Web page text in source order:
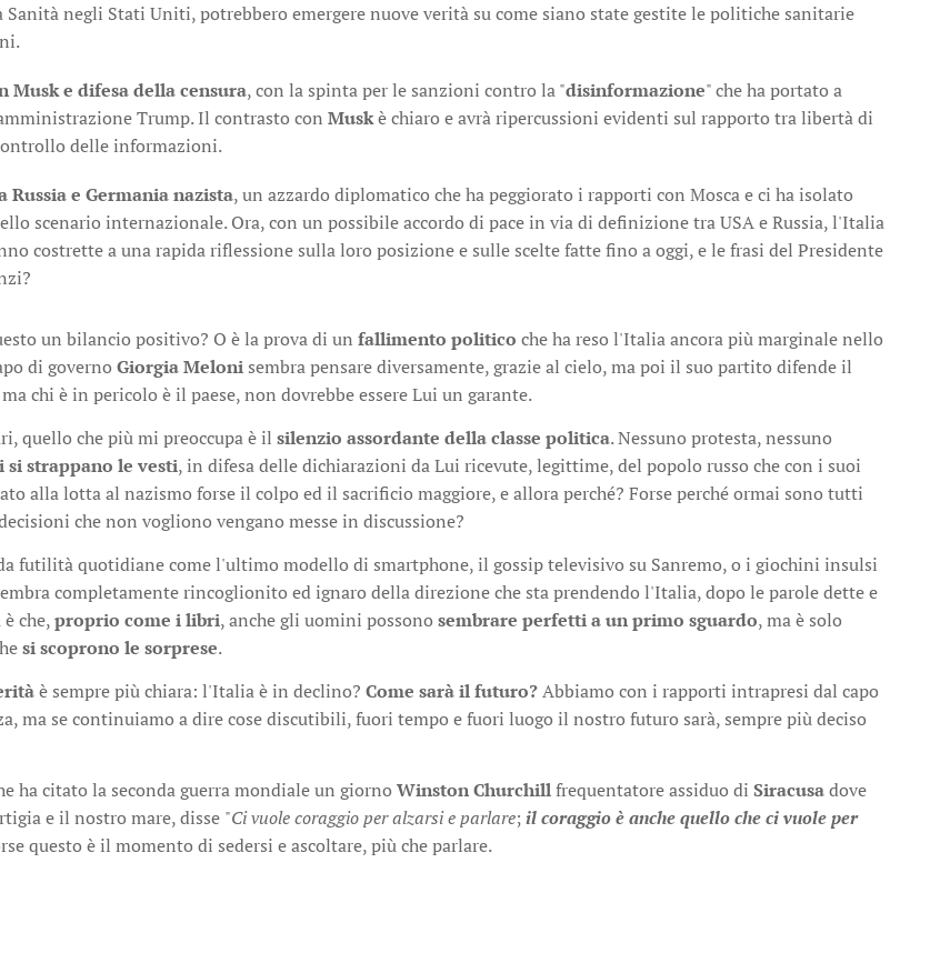
Sanità negli Stati Uniti, potrebbero emergere nuove verità su come siano state gestite le politiche sanitarie
Musk e difesa della censura, con la spinta per le sanzioni contro la "disinformazione" che ha portato a
Trump. Il contrasto con Muskè chiaro e avrà ripercussioni evidenti sul rapporto tra libertà di
delle informazioni.
Russia e Germania nazista, un azzardo diplomatico che ha peggiorato i rapporti con Mosca e ci ha isolato
scenario internazionale. Ora, con un possibile accordo di pace in via di definizione tra USA e Russia, l'Italia
costrette a una rapida riflessione sulla loro posizione e sulle scelte fatte fino a oggi, e le frasi del Presidente
un bilancio positivo? O è la prova di un fallimento politico che ha reso l'Italia ancora più marginale nello
di governo Giorgia Meloni sembra pensare diversamente, grazie al cielo, ma poi il suo partito difende il
chi è in pericolo è il paese, non dovrebbe essere Lui un garante.
quello che più mi preoccupa è il silenzio assordante della classe politica. Nessuno protesta, nessuno
si strappano le vesti, in difesa delle dichiarazioni da Lui ricevute, legittime, del popolo russo che con i suoi
alla lotta al nazismo forse il colpo ed il sacrificio maggiore, e allora perché? Forse perché ormai sono tutti
che non vogliono vengano messe in discussione?
futilità quotidiane come l'ultimo modello di smartphone, il gossip televisivo su Sanremo, o i giochini insulsi
completamente rincoglionito ed ignaro della direzione che sta prendendo l'Italia, dopo le parole dette e
che,proprio come i libri, anche gli uomini possono sembrare perfetti a un primo sguardo, ma è solo
si scoprono le sorprese.
è sempre più chiara: l'Italia è in declino? Come sarà il futuro?Abbiamo con i rapporti intrapresi dal capo
ma se continuiamo a dire cose discutibili, fuori tempo e fuori luogo il nostro futuro sarà, sempre più deciso
ha citato la seconda guerra mondiale un giorno Winston Churchillfrequentatore assiduo di Siracusadove
e il nostro mare, disse "Ci vuole coraggio per alzarsi e parlare;il coraggio è anche quello che ci vuole per
questo è il momento di sedersi e ascoltare, più che parlare.